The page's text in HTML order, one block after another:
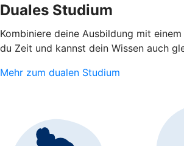
Duales Studium
Kombiniere deine Ausbildung mit
du Zeit und kannst dein Wissen auch
Mehr zum dualen Studium